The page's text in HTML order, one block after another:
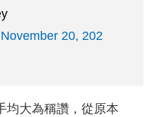
November 20, 202
均大為稱讚，從原本